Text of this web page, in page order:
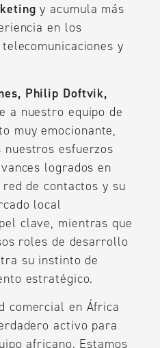
y acumula más
en los
y
Philip Doftvik,
a nuestro equipo de
muy emocionante,
esfuerzos
logrados en
de contactos y su
local
clave, mientras que
roles de desarrollo
su instinto de
estratégico.
comercial en África
activo para
africano. Estamos